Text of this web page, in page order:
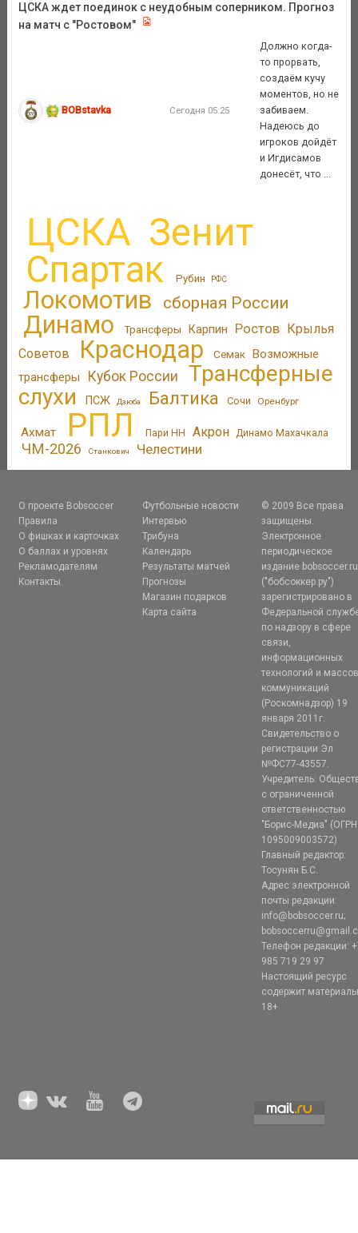
ЦСКА ждет поединок с неудобным соперником. Прогноз
на матч с "Ростовом"
BOBstavka Сегодня 05:25
Должно когда-
то прорвать,
создаём кучу
моментов, но не
забиваем.
Надеюсь до
игроков дойдёт
и Игдисамов
донесёт, что ...
ЦСКА Зенит
Спартак Рубин РФС
Локомотив сборная России
Динамо Трансферы Карпин Ростов
Крылья
Советов
Краснодар Семак Возможные
трансферы
Кубок России
Трансферные
слухи
ПСЖ Дзюба Балтика Сочи Оренбург
Ахмат РПЛ Пари НН Акрон Динамо Махачкала
ЧМ-2026 Станкович Челестини
О проекте Bobsoccer
Правила
О фишках и карточках
О баллах и уровнях
Рекламодателям
Контакты
Футбольные новости
Интервью
Трибуна
Календарь
Результаты матчей
Прогнозы
Магазин подарков
Карта сайта
© 2009 Все права
защищены.
Электронное
периодическое
издание bobsoccer.ru
("бобсоккер.ру")
зарегистрировано в
Федеральной
по надзору в сфере
связи,
информационных
технологий и
коммуникаций
(Роскомнадзор) 19
января 2011г.
Свидетельство о
регистрации Эл
№ФС77-43557.
Учредитель:
с ограниченной
ответственностью
"Борис-Медиа" (ОГРН
1095009003572)
Главный редактор:
Тосунян Б.С.
Адрес электронной
почты редакции:
info@bobsoccer.ru;
Телефон редакции:
985 719 29 97
Настоящий ресурс
содержит
18+